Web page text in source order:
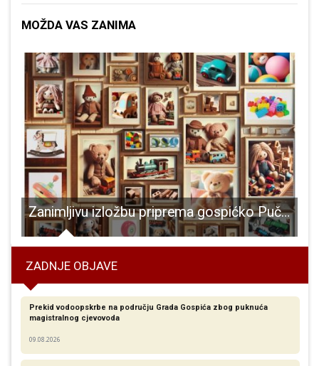
MOŽDA VAS ZANIMA
Zanimljivu izložbu priprema gospićko Pučko otvoreno učilište
ZADNJE OBJAVE
Prekid vodoopskrbe na području Grada Gospića zbog puknuća
magistralnog cjevovoda
09.08.2026